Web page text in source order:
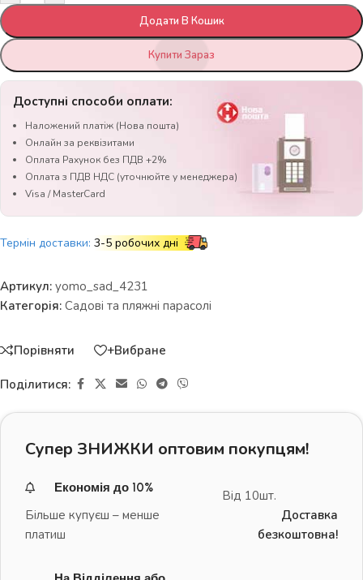
Додати В Кошик
Купити Зараз
Доступні способи оплати:
Наложений платіж (Нова пошта)
Онлайн за реквізитами
Оплата Рахунок без ПДВ +2%
Оплата з ПДВ НДС (уточнюйте у менеджера)
Visa / MasterCard
Термін доставки: 3-5 робочих дні
Артикул: yomo_sad_4231
Категорія: Садові та пляжні парасолі
Порівняти +Вибране
Поділитися:
Супер ЗНИЖКИ оптовим покупцям!
Економія до 10%
Більше купуєш – менше
платиш
Від 10шт.
Доставка
безкоштовна!